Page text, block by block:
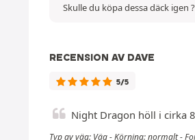
Skulle du köpa dessa däck igen ?
RECENSION AV DAVE
5/5
Night Dragon höll i cirka
Typ av väg: Väg - Körning: normalt -